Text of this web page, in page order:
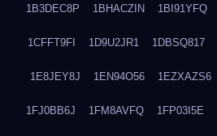
1B3DEC8P 1BHACZIN 1BI91YFQ
1CFFT9FI 1D9U2JR1 1DBSQ817
1E8JEY8J 1EN94O56 1EZXAZS6
1FJ0BB6J 1FM8AVFQ 1FP03I5E